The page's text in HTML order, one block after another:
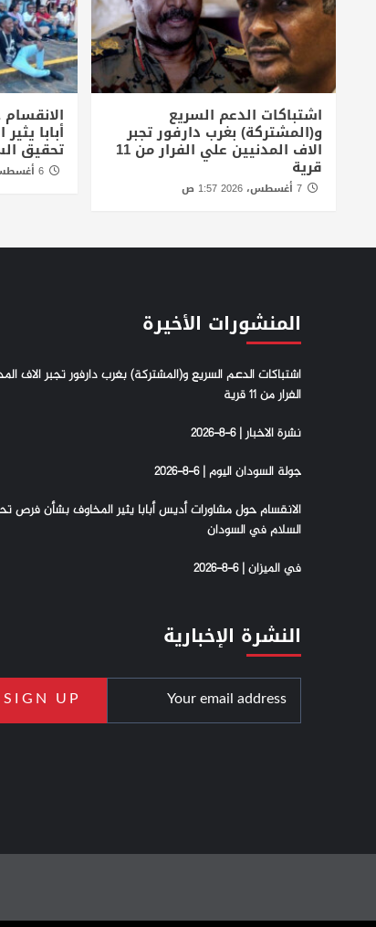
اشتباكات الدعم السريع
و(المشتركة) بغرب دارفور تجبر
الاف المدنيين علي الفرار من 11
قرية
7 أغسطس، 2026 1:57 ص
أبابا
تحقيق
المنشورات الأخيرة
اشتباكات الدعم السريع و(المشتركة) بغرب دارفور تجبر الاف
الفرار من 11 قرية
نشرة الاخبار | 6-8-2026
جولة السودان اليوم | 6-8-2026
الانقسام حول مشاورات أديس أبابا يثير المخاوف بشأن فرص
السلام في السودان
في الميزان | 6-8-2026
النشرة الإخبارية